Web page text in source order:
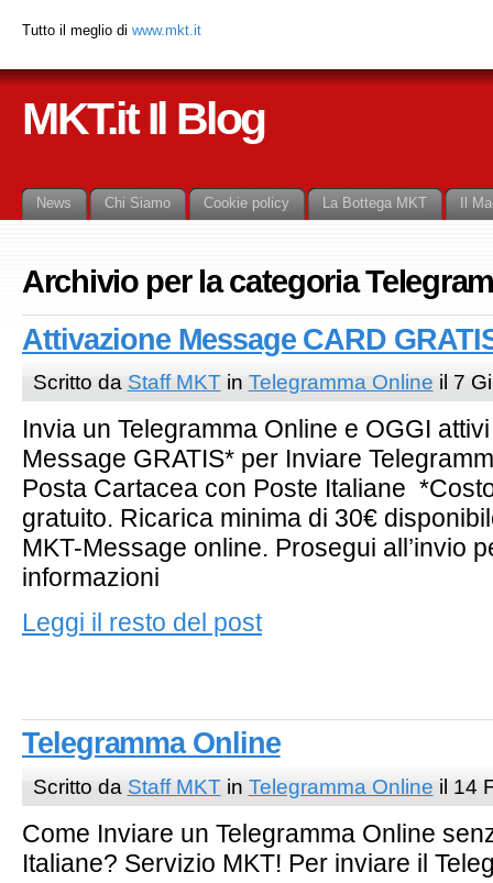
Tutto il meglio di www.mkt.it
MKT.it Il Blog
News Chi Siamo Cookie policy La Bottega MKT Il
Archivio per la categoria
Attivazione Message CARD
Scritto da Staff MKTin Telegramma Online il 7
Invia un Telegramma Online e OGGI
Message GRATIS* per Inviare
Posta Cartacea con Poste Italiane
gratuito. Ricarica minima di 30€
MKT-Message online. Prosegui all’invio
informazioni
Leggi il resto del post
Telegramma Online
Scritto da Staff MKTin Telegramma Online il 14
Come Inviare un Telegramma Online
Italiane? Servizio MKT! Per inviare il